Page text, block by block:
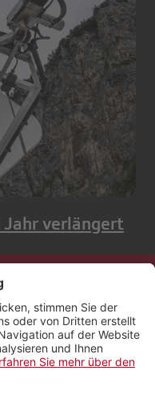
Jahr verlängert